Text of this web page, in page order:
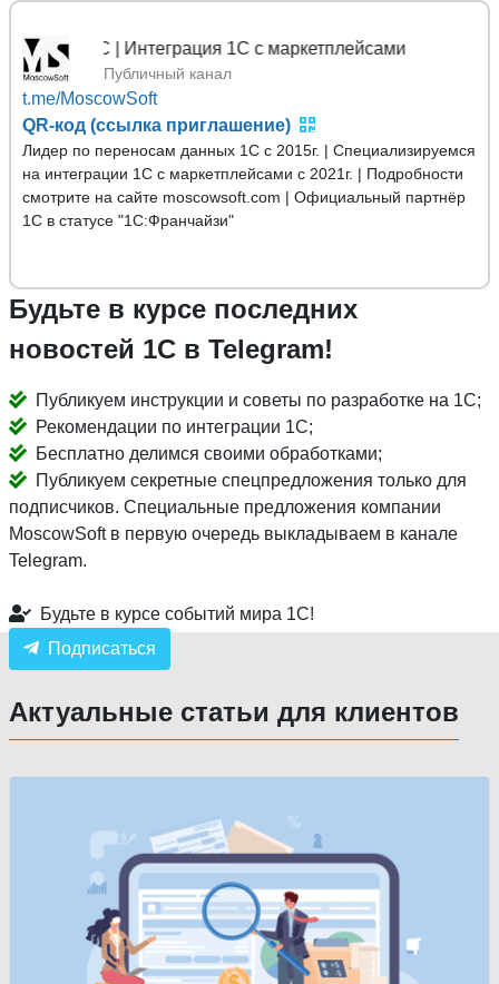
| Интеграция 1С с маркетплейсами
Публичный канал
t.me/MoscowSoft
QR-код (ссылка приглашение)
Лидер по переносам данных 1С с 2015г. | Специализируемся
на интеграции 1С с маркетплейсами с 2021г. | Подробности
смотрите на сайте moscowsoft.com | Официальный партнёр
1С в статусе "1С:Франчайзи"
Будьте в курсе последних
новостей 1С в Telegram!
Публикуем инструкции и советы по разработке на 1С;
Рекомендации по интеграции 1С;
Бесплатно делимся своими обработками;
Публикуем секретные спецпредложения только для
подписчиков. Специальные предложения компании
MoscowSoft в первую очередь выкладываем в канале
Telegram.
Будьте в курсе событий мира 1С!
Подписаться
Актуальные статьи для клиентов